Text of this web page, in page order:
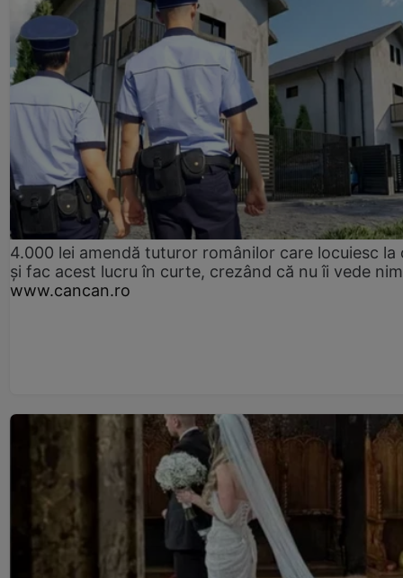
4.000 lei amendă tuturor românilor care locuiesc la
și fac acest lucru în curte, crezând că nu îi vede
www.cancan.ro